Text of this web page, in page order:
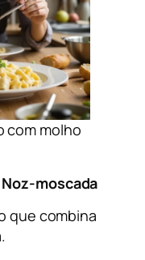
com molho
moscada
que combina